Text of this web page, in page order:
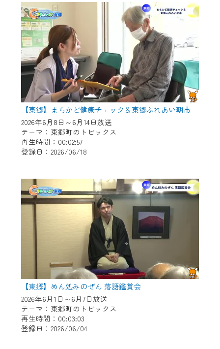
【東郷】まちかど健康チェック＆東郷ふれあい朝市
2026年6月8日～6月14日放送
テーマ：東郷町のトピックス
再生時間：00:02:57
登録日：2026/06/18
【東郷】めん処みのぜん 落語鑑賞会
2026年6月1日～6月7日放送
テーマ：東郷町のトピックス
再生時間：00:03:03
登録日：2026/06/04
で設定できます。
（GmailやYahooなどのフリーメールアドレ
スでも作成可能です）
※マイページへのログイン・MyIDの新規登
録はこちらから
※CCNetアプリをご利用中の方は引き続き
ご視聴いただけます。
＜メンテナンス情報＞
CCNetWebTVのリニューアルにともないメ
ンテナンス作業を予定しています。
作業の間は、CCNetWebTVの画面が「メン
テナンス中」になり、ご利用いただけませ
ん。
ご不便をおかけいたしますが、ご了承の程
よろしくお願いいたします。